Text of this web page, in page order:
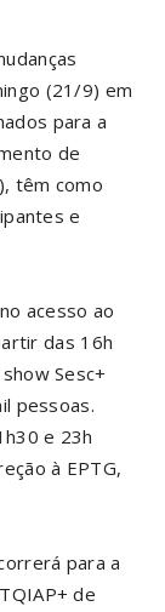
(21/9) em
para a
de
têm como
e
acesso ao
das 16h
Sesc+
pessoas.
e 23h
à EPTG,
para a
de